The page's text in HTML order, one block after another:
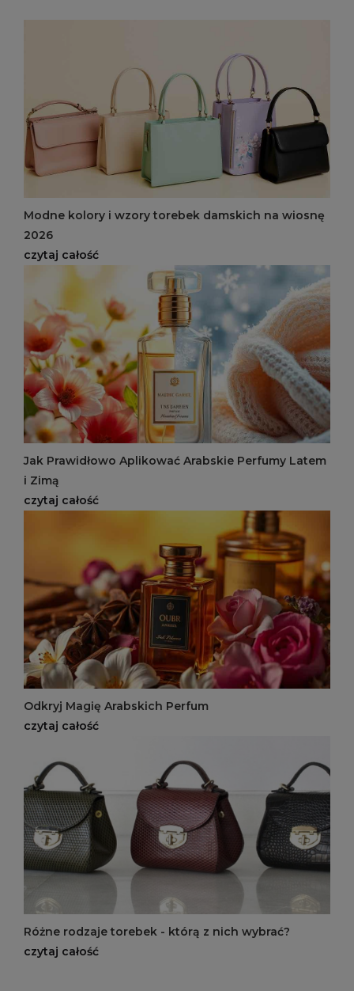
Modne kolory i wzory torebek damskich na wiosnę
2026
czytaj całość
Jak Prawidłowo Aplikować Arabskie Perfumy Latem
i Zimą
czytaj całość
Odkryj Magię Arabskich Perfum
czytaj całość
Różne rodzaje torebek - którą z nich wybrać?
czytaj całość